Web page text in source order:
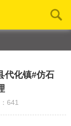
代化镇#仿石
641